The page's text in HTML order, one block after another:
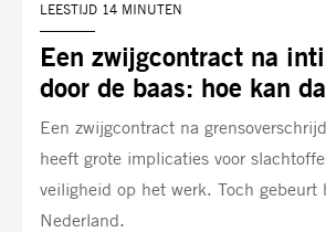
Een zwijgcontract na
door de baas: hoe kan
LEESTIJD 14 MINUTEN
Een zwijgcontract na
heeft grote implicaties voor
veiligheid op het werk. Toch gebeurt
Nederland.